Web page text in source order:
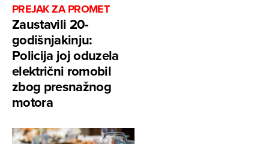
PREJAK ZA PROMET
Zaustavili 20-
godišnjakinju:
Policija joj oduzela
električni romobil
zbog presnažnog
motora